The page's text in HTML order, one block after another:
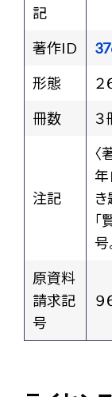
記
著作ID
形態
２
冊数
３
注記
〈
年
き
「
号
原資料
請求記
号
９